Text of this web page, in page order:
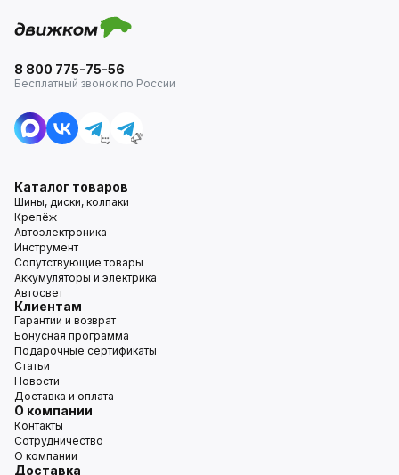
8 800 775-75-56
Бесплатный звонок по России
Каталог товаров
Шины, диски, колпаки
Крепёж
Автоэлектроника
Инструмент
Сопутствующие товары
Аккумуляторы и электрика
Автосвет
Клиентам
Гарантии и возврат
Бонусная программа
Подарочные сертификаты
Статьи
Новости
Доставка и оплата
О компании
Контакты
Сотрудничество
О компании
Доставка